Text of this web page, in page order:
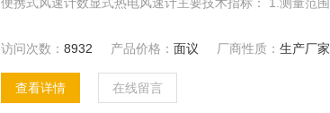
访问次数：8932 产品价格：面议 厂商性质：生产厂家
查看详情 在线留言